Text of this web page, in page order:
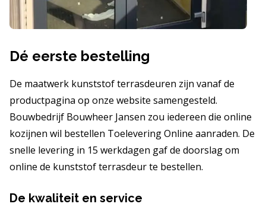
Dé eerste bestelling
De maatwerk kunststof terrasdeuren zijn vanaf de
productpagina op onze website samengesteld.
Bouwbedrijf Bouwheer Jansen zou iedereen die online
kozijnen wil bestellen Toelevering Online aanraden. De
snelle levering in 15 werkdagen gaf de doorslag om
online de kunststof terrasdeur te bestellen.
De kwaliteit en service